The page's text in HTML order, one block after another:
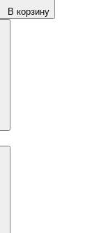
В корзину